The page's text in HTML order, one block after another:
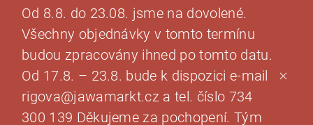
Od 8.8. do 23.08. jsme na dovolené.
Všechny objednávky v tomto termínu
budou zpracovány ihned po tomto datu.
Od 17.8. – 23.8. bude k dispozici e-mail
rigova@jawamarkt.cz a tel. číslo 734
300 139 Děkujeme za pochopení. Tým